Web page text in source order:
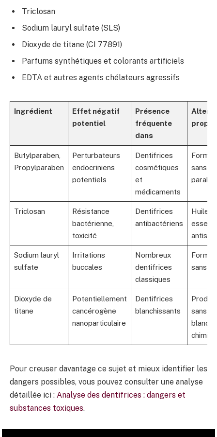
Triclosan
Sodium lauryl sulfate (SLS)
Dioxyde de titane (CI 77891)
Parfums synthétiques et colorants artificiels
EDTA et autres agents chélateurs agressifs
Ingrédient
Effet négatif
potentiel
Présence
fréquente
dans
Butylparaben,
Propylparaben
Perturbateurs
endocriniens
potentiels
Dentifrices
cosmétiques
et
médicaments
sans
Triclosan
Résistance
bactérienne,
toxicité
Dentifrices
antibactériens
Huiles
Sodium lauryl
sulfate
Irritations
buccales
Nombreux
dentifrices
classiques
sans
Dioxyde de
titane
Potentiellement
cancérogène
nanoparticulaire
Dentifrices
blanchissants
sans
Pour creuser davantage ce sujet et mieux identifier les
dangers possibles, vous pouvez consulter une analyse
détaillée ici : Analyse des dentifrices : dangers et
substances toxiques.